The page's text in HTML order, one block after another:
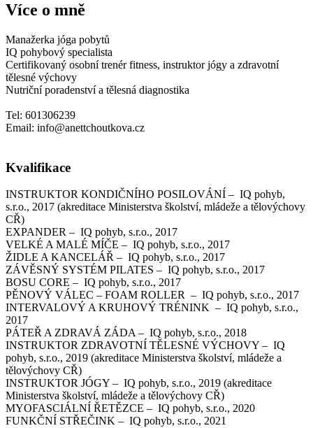
Více o mně
Manažerka jóga pobytů
IQ pohybový specialista
Certifikovaný osobní trenér fitness, instruktor jógy a zdravotní
tělesné výchovy
Nutriční poradenství a tělesná diagnostika
Tel: 601306239
Email: info@anettchoutkova.cz
Kvalifikace
INSTRUKTOR KONDIČNÍHO POSILOVÁNÍ – IQ pohyb,
s.r.o., 2017 (akreditace Ministerstva školství, mládeže a tělovýchovy
CŘ)
EXPANDER – IQ pohyb, s.r.o., 2017
VELKÉ A MALÉ MÍČE – IQ pohyb, s.r.o., 2017
ŽIDLE A KANCELÁŘ – IQ pohyb, s.r.o., 2017
ZÁVĚSNÝ SYSTÉM PILATES – IQ pohyb, s.r.o., 2017
BOSU CORE – IQ pohyb, s.r.o., 2017
PĚNOVÝ VÁLEC – FOAM ROLLER – IQ pohyb, s.r.o., 2017
INTERVALOVÝ A KRUHOVÝ TRÉNINK – IQ pohyb, s.r.o.,
2017
PÁTEŘ A ZDRAVÁ ZÁDA – IQ pohyb, s.r.o., 2018
INSTRUKTOR ZDRAVOTNÍ TĚLESNÉ VÝCHOVY – IQ
pohyb, s.r.o., 2019 (akreditace Ministerstva školství, mládeže a
tělovýchovy CŘ)
INSTRUKTOR JÓGY – IQ pohyb, s.r.o., 2019 (akreditace
Ministerstva školství, mládeže a tělovýchovy CŘ)
MYOFASCIÁLNÍ ŘETĚZCE – IQ pohyb, s.r.o., 2020
FUNKČNÍ STŘEČINK – IQ pohyb, s.r.o., 2021